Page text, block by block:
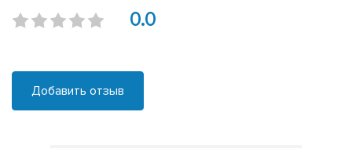
0.0
Добавить отзыв